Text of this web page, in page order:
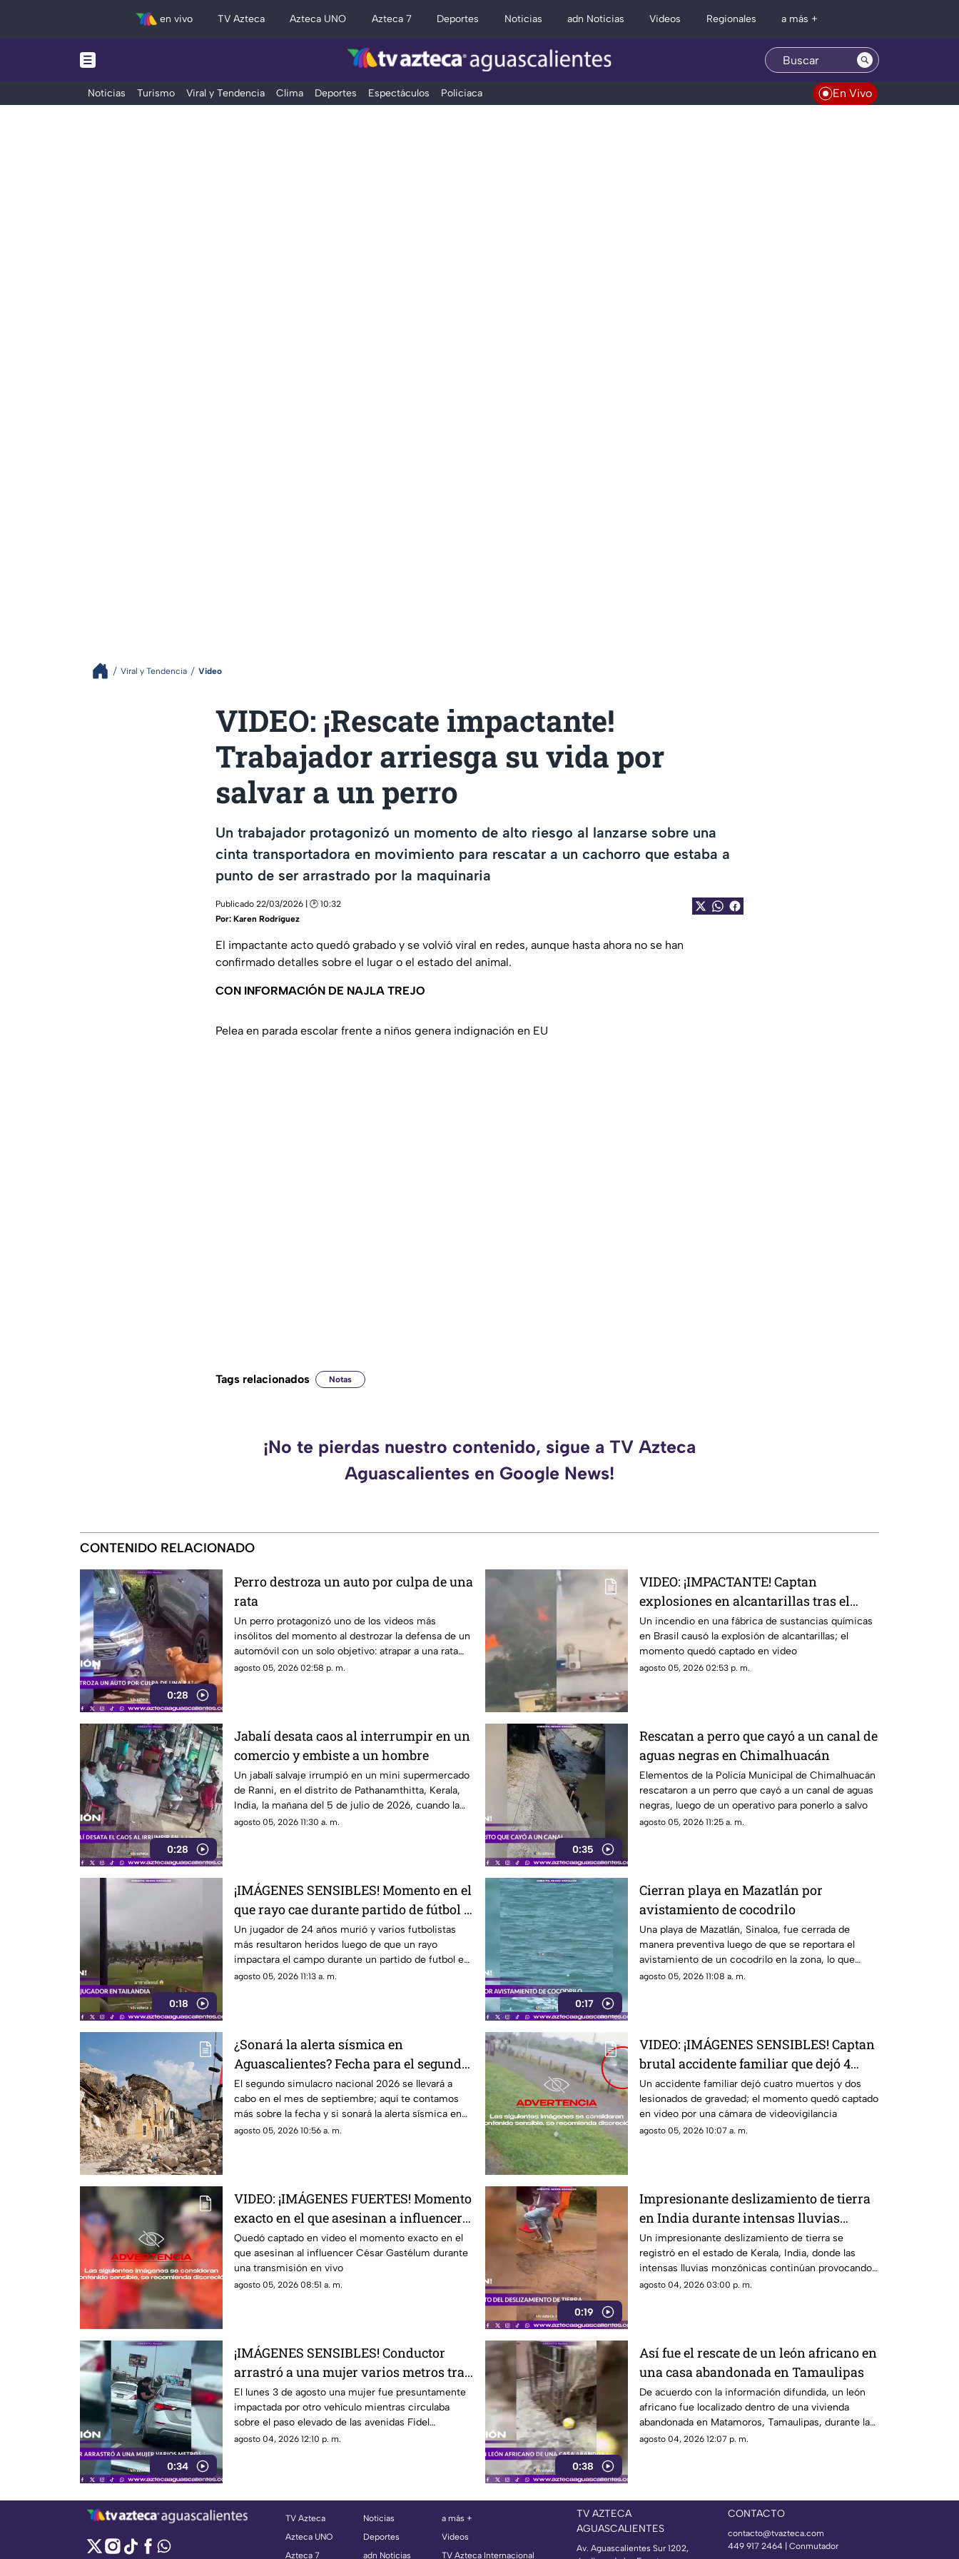
en vivo TV Azteca Azteca UNO Azteca 7 Deportes Noticias adn Noticias Videos Regionales a más +
Noticias Turismo Viral y Tendencia Clima Deportes Espectáculos Policiaca En Vivo
Viral y Tendencia Video
VIDEO: ¡Rescate impactante!
Trabajador arriesga su vida por
salvar a un perro
Un trabajador protagonizó un momento de alto riesgo al lanzarse sobre una
cinta transportadora en movimiento para rescatar a un cachorro que estaba a
punto de ser arrastrado por la maquinaria
Publicado 22/03/2026 | 🕑 10:32
Por: Karen Rodríguez
El impactante acto quedó grabado y se volvió viral en redes, aunque hasta ahora no se han
confirmado detalles sobre el lugar o el estado del animal.
CON INFORMACIÓN DE NAJLA TREJO
Pelea en parada escolar frente a niños genera indignación en EU
Tags relacionados Notas
¡No te pierdas nuestro contenido, sigue a TV Azteca
Aguascalientes en Google News!
CONTENIDO RELACIONADO
0:28
Perro destroza un auto por culpa de una
rata
Un perro protagonizó uno de los videos más
insólitos del momento al destrozar la defensa de un
automóvil con un solo objetivo: atrapar a una rata
que se había escondido dentro del vehículo
agosto 05, 2026 02:58 p. m.
VIDEO: ¡IMPACTANTE! Captan
explosiones en alcantarillas tras el
incendio en una fábrica
Un incendio en una fábrica de sustancias químicas
en Brasil causó la explosión de alcantarillas; el
momento quedó captado en video
agosto 05, 2026 02:53 p. m.
0:28
Jabalí desata caos al interrumpir en un
comercio y embiste a un hombre
Un jabalí salvaje irrumpió en un mini supermercado
de Ranni, en el distrito de Pathanamthitta, Kerala,
India, la mañana del 5 de julio de 2026, cuando la
propietaria apenas abría el negocio
agosto 05, 2026 11:30 a. m.
0:35
Rescatan a perro que cayó a un canal de
aguas negras en Chimalhuacán
Elementos de la Policía Municipal de Chimalhuacán
rescataron a un perro que cayó a un canal de aguas
negras, luego de un operativo para ponerlo a salvo
agosto 05, 2026 11:25 a. m.
0:18
¡IMÁGENES SENSIBLES! Momento en el
que rayo cae durante partido de fútbol y
mata a jugador
Un jugador de 24 años murió y varios futbolistas
más resultaron heridos luego de que un rayo
impactara el campo durante un partido de futbol en
la provincia de Narathiwat, Tailandia
agosto 05, 2026 11:13 a. m.
0:17
Cierran playa en Mazatlán por
avistamiento de cocodrilo
Una playa de Mazatlán, Sinaloa, fue cerrada de
manera preventiva luego de que se reportara el
avistamiento de un cocodrilo en la zona, lo que
movilizó a los cuerpos de emergencia
agosto 05, 2026 11:08 a. m.
¿Sonará la alerta sísmica en
Aguascalientes? Fecha para el segundo
simulacro nacional 2026
El segundo simulacro nacional 2026 se llevará a
cabo en el mes de septiembre; aquí te contamos
más sobre la fecha y si sonará la alerta sísmica en
Aguascalientes
agosto 05, 2026 10:56 a. m.
VIDEO: ¡IMÁGENES SENSIBLES! Captan
brutal accidente familiar que dejó 4
muertos y 2 lesionados
Un accidente familiar dejó cuatro muertos y dos
lesionados de gravedad; el momento quedó captado
en video por una cámara de videovigilancia
agosto 05, 2026 10:07 a. m.
VIDEO: ¡IMÁGENES FUERTES! Momento
exacto en el que asesinan a influencer
César Gastélum durante transmisión en
vivo
Quedó captado en video el momento exacto en el
que asesinan al influencer César Gastélum durante
una transmisión en vivo
agosto 05, 2026 08:51 a. m.
0:19
Impresionante deslizamiento de tierra
en India durante intensas lluvias
monzónicas
Un impresionante deslizamiento de tierra se
registró en el estado de Kerala, India, donde las
intensas lluvias monzónicas continúan provocando
emergencias y elevando el riesgo de derrumbes
agosto 04, 2026 03:00 p. m.
0:34
¡IMÁGENES SENSIBLES! Conductor
arrastró a una mujer varios metros tras
accidente en Monterrey
El lunes 3 de agosto una mujer fue presuntamente
impactada por otro vehículo mientras circulaba
sobre el paso elevado de las avenidas Fidel
Velázquez y Bernardo Reyes, en Monterrey.
agosto 04, 2026 12:10 p. m.
0:38
Así fue el rescate de un león africano en
una casa abandonada en Tamaulipas
De acuerdo con la información difundida, un león
africano fue localizado dentro de una vivienda
abandonada en Matamoros, Tamaulipas, durante la
madrugada del lunes 3 de agosto de 2026
agosto 04, 2026 12:07 p. m.
TV Azteca
Azteca UNO
Azteca 7
Noticias
Deportes
adn Noticias
a más +
Videos
TV Azteca Internacional
TV AZTECA
AGUASCALIENTES
Av. Aguascalientes Sur 1202,
CONTACTO
contacto@tvazteca.com
449 917 2464 | Conmutador